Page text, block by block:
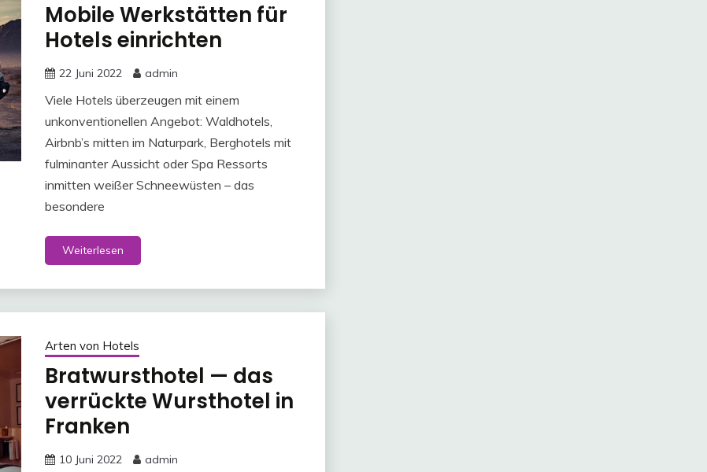
Mobile Werkstätten für
Hotels einrichten
22 Juni 2022 admin
Viele Hotels überzeugen mit einem
unkonventionellen Angebot: Waldhotels,
Airbnb’s mitten im Naturpark, Berghotels mit
fulminanter Aussicht oder Spa Ressorts
inmitten weißer Schneewüsten – das
besondere
Weiterlesen
Arten von Hotels
Bratwursthotel — das
verrückte Wursthotel in
Franken
10 Juni 2022 admin